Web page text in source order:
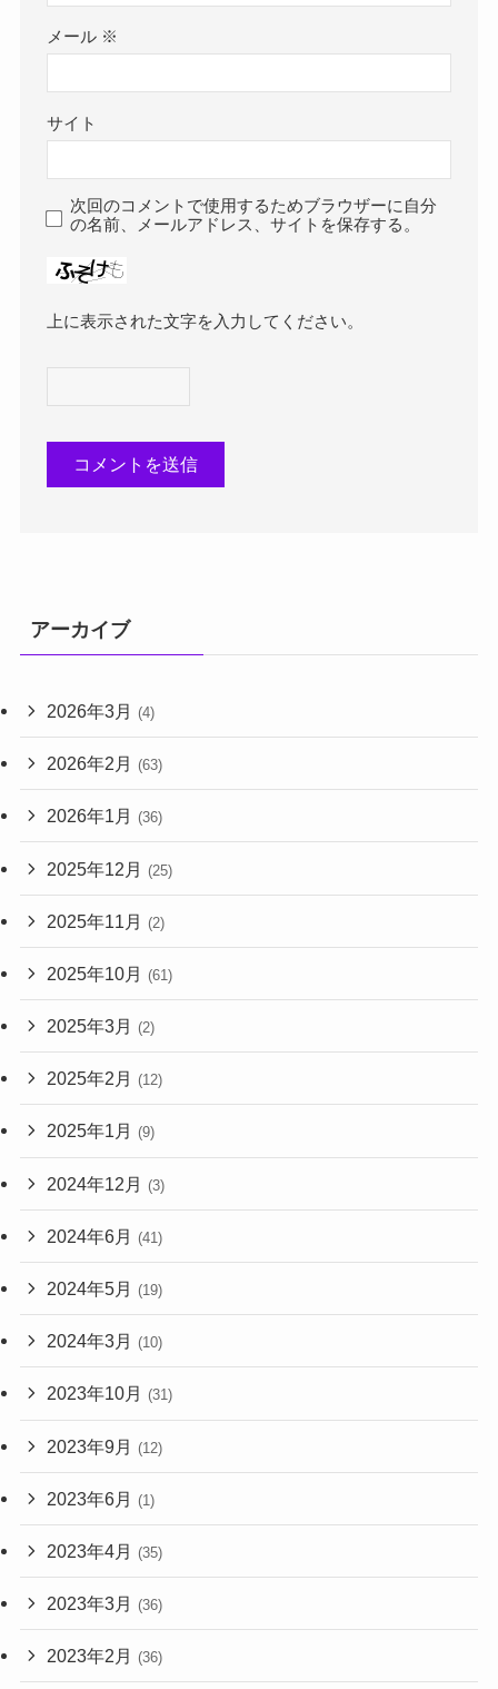
メール ※
サイト
次回のコメントで使用するためブラウザーに自分
の名前、メールアドレス、サイトを保存する。
上に表示された文字を入力してください。
アーカイブ
2026年3月 (4)
2026年2月 (63)
2026年1月 (36)
2025年12月 (25)
2025年11月 (2)
2025年10月 (61)
2025年3月 (2)
2025年2月 (12)
2025年1月 (9)
2024年12月 (3)
2024年6月 (41)
2024年5月 (19)
2024年3月 (10)
2023年10月 (31)
2023年9月 (12)
2023年6月 (1)
2023年4月 (35)
2023年3月 (36)
2023年2月 (36)